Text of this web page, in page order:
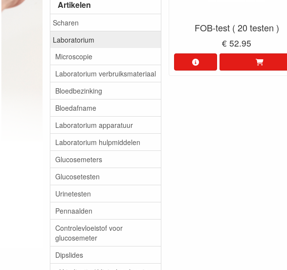
Artikelen
Scharen
Laboratorium
Microscopie
Laboratorium verbruiksmateriaal
Bloedbezinking
Bloedafname
Laboratorium apparatuur
Laboratorium hulpmiddelen
Glucosemeters
Glucosetesten
Urinetesten
Pennaalden
Controlevloeistof voor
glucosemeter
Dipslides
FOB-test ( 20 testen )
€ 52.95